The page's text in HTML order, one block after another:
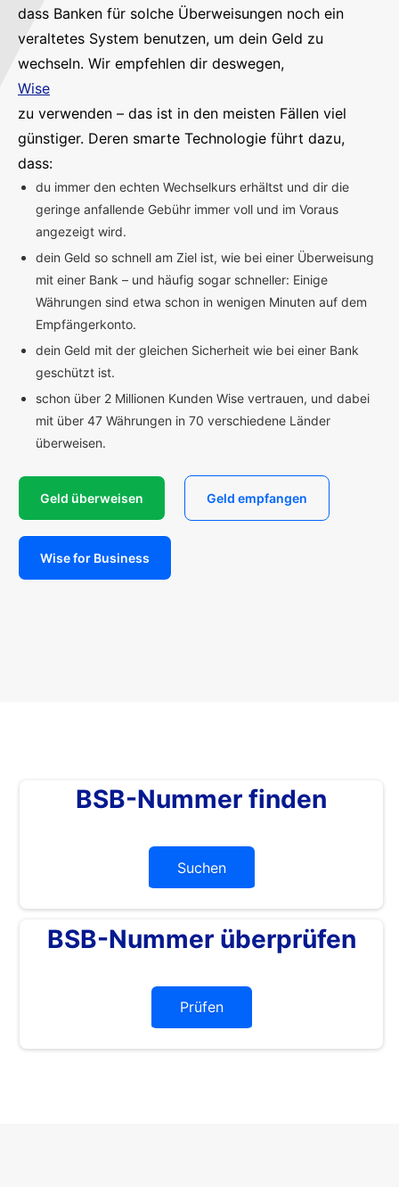
dass Banken für solche Überweisungen noch ein
veraltetes System benutzen, um dein Geld zu
wechseln. Wir empfehlen dir deswegen,
Wise
zu verwenden – das ist in den meisten Fällen viel
günstiger. Deren smarte Technologie führt dazu,
dass:
du immer den echten Wechselkurs erhältst und dir die
geringe anfallende Gebühr immer voll und im Voraus
angezeigt wird.
dein Geld so schnell am Ziel ist, wie bei einer Überweisung
mit einer Bank – und häufig sogar schneller: Einige
Währungen sind etwa schon in wenigen Minuten auf dem
Empfängerkonto.
dein Geld mit der gleichen Sicherheit wie bei einer Bank
geschützt ist.
schon über 2 Millionen Kunden Wise vertrauen, und dabei
mit über 47 Währungen in 70 verschiedene Länder
überweisen.
Geld überweisen Geld empfangen
Wise for Business
BSB-Nummer finden
Suchen
BSB-Nummer überprüfen
Prüfen